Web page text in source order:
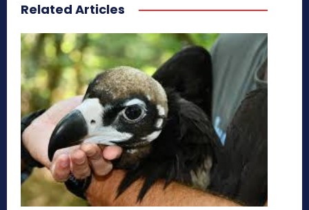
Related Articles